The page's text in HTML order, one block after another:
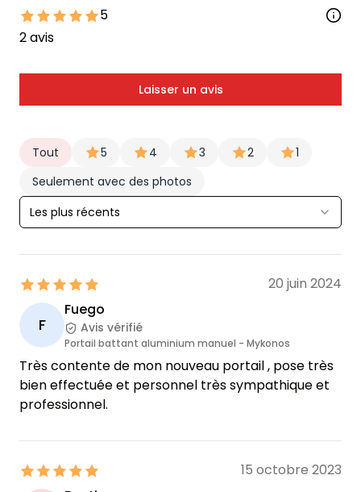
Tout 5 4 3 2
1
Seulement avec des photos
Les plus récents
20 juin 2024
F
Fuego
Avis vérifié
Portail battant aluminium manuel - Mykonos
Très contente de mon nouveau portail , pose très
bien effectuée et personnel très sympathique et
professionnel.
15 octobre 2023
5
2avis
Laisser un avis